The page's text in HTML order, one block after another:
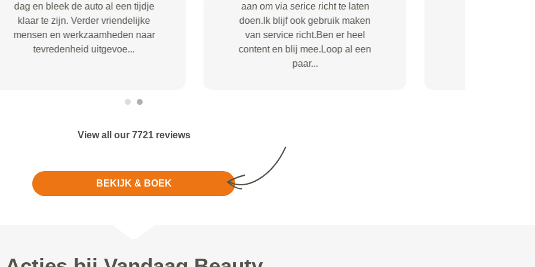
View all our 7721 reviews
BEKIJK & BOEK